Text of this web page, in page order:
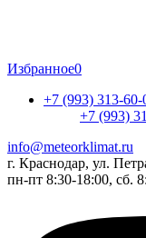
Избранное0
+7 (993) 313-60-
+7 (993)
info@meteorklimat.ru
г. Краснодар, ул.
пн-пт 8:30-18:00, сб.